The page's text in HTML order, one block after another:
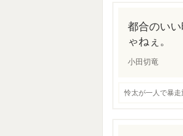
都合のい
ゃねぇ。
小田切竜
怜太が一人で暴